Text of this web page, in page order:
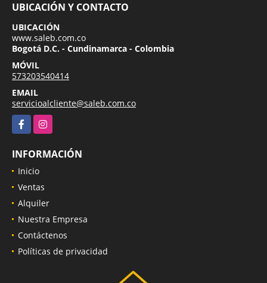
UBICACIÓN Y CONTACTO
UBICACIÓN
www.saleb.com.co
Bogotá D.C. - Cundinamarca - Colombia
MÓVIL
573203540414
EMAIL
servicioalcliente@saleb.com.co
FacebookInstagram
INFORMACIÓN
Inicio
Ventas
Alquiler
Nuestra Empresa
Contáctenos
Políticas de privacidad